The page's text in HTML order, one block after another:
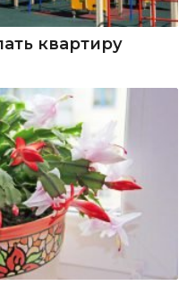
квартиру